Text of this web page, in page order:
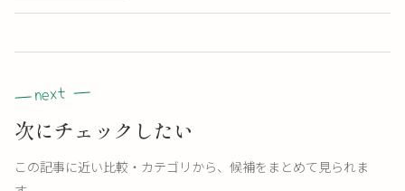
次にチェックしたい
この記事に近い比較・カテゴリから、候補をまとめて見られま